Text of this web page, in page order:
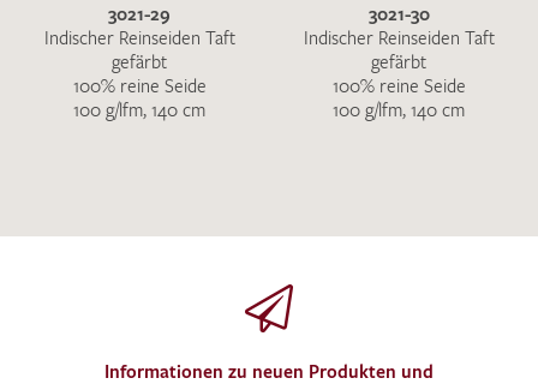
3021-29
Indischer Reinseiden Taft
gefärbt
100% reine Seide
100 g/lfm, 140 cm
3021-30
Indischer Reinseiden Taft
gefärbt
100% reine Seide
100 g/lfm, 140 cm
Informationen zu neuen Produkten und